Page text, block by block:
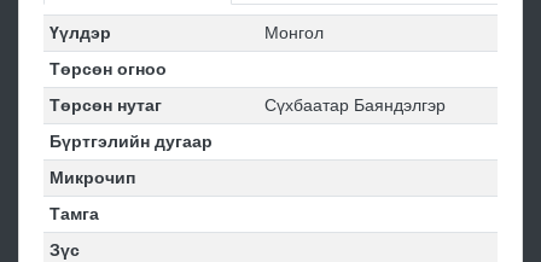
Үүлдэр
Монгол
Төрсөн огноо
Төрсөн нутаг
Сүхбаатар Баяндэлгэр
Бүртгэлийн дугаар
Микрочип
Тамга
Зүс